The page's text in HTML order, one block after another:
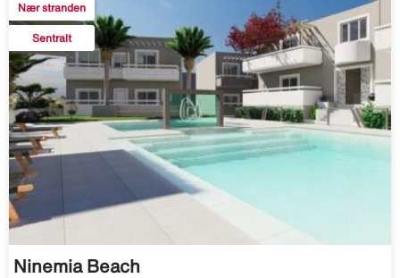
Nær stranden
Sentralt
Ninemia Beach